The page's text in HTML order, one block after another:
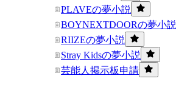
PLAVEの夢小説
BOYNEXTDOORの夢小説
RIIZEの夢小説
Stray Kidsの夢小説
芸能人掲示板申請